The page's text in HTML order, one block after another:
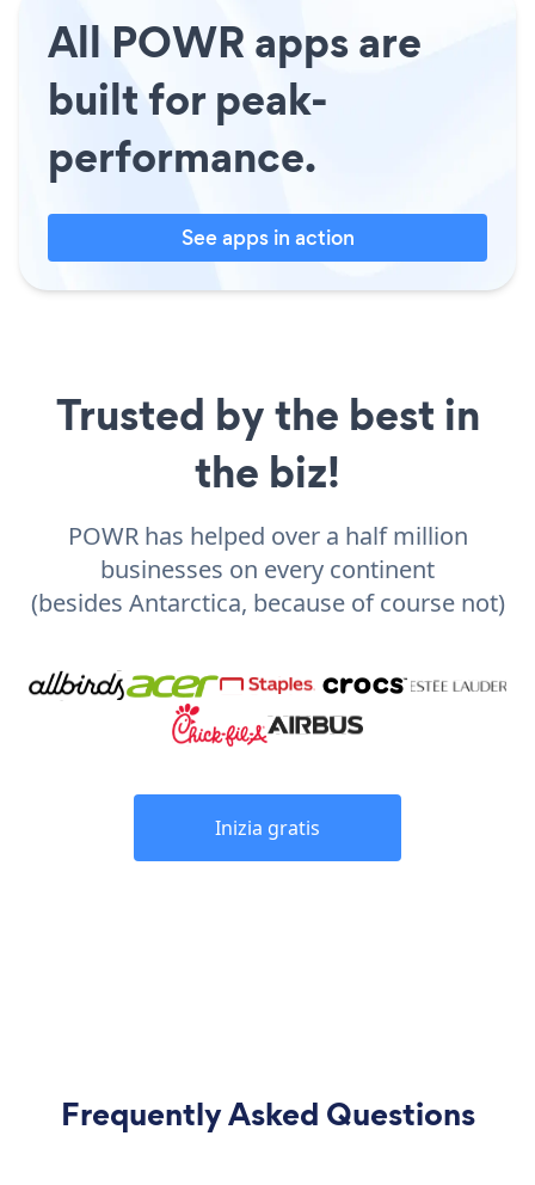
All POWR apps are
built for peak-
performance.
See apps in action
Trusted by the best in
the biz!
POWR has helped over a half million
businesses on every continent
(besides Antarctica, because of course not)
Inizia gratis
Frequently Asked Questions